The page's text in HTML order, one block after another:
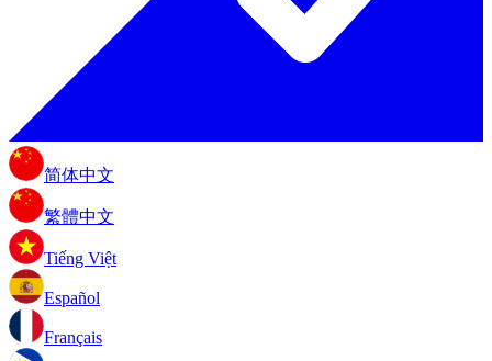
简体中文
繁體中文
Tiếng Việt
Español
Français